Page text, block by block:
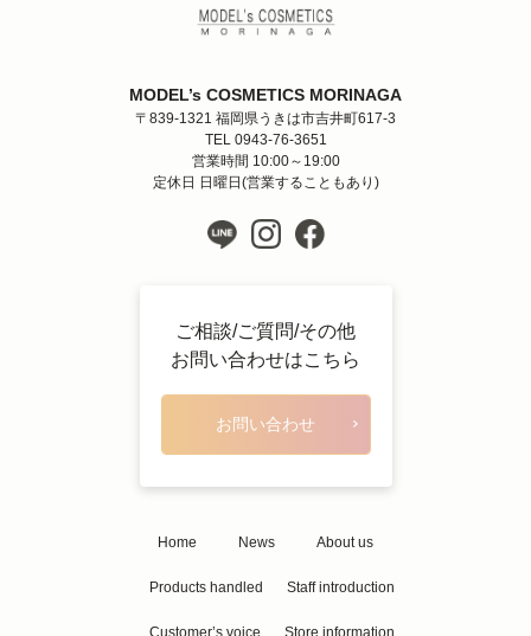
MODEL’s COSMETICS MORINAGA
〒839-1321 福岡県うきは市吉井町617-3
TEL 0943-76-3651
営業時間 10:00～19:00
定休日 日曜日(営業することもあり)
ご相談/ご質問/その他
お問い合わせはこちら
お問い合わせ
Home News About us
Products handled Staff introduction
Customer’s voice Store information